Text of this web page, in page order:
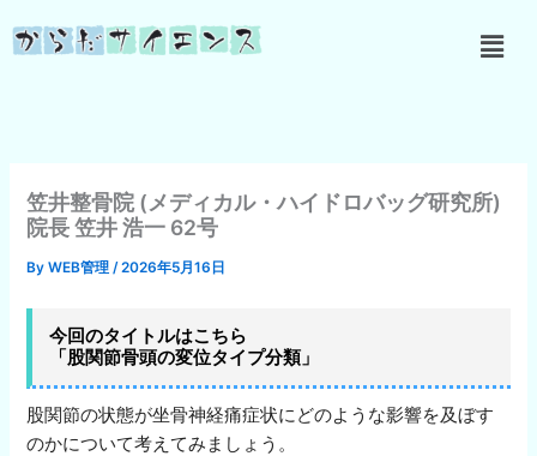
容
メ
ニ
笠井整骨院 (メディカル・ハイドロバッグ研究所)
院長 笠井 浩一 62号
ByWEB管理 /2026年5月16日
今回のタイトルはこちら
「股関節骨頭の変位タイプ分類」
股関節の状態が坐骨神経痛症状にどのような影響を及ぼす
のかについて考えてみましょう。